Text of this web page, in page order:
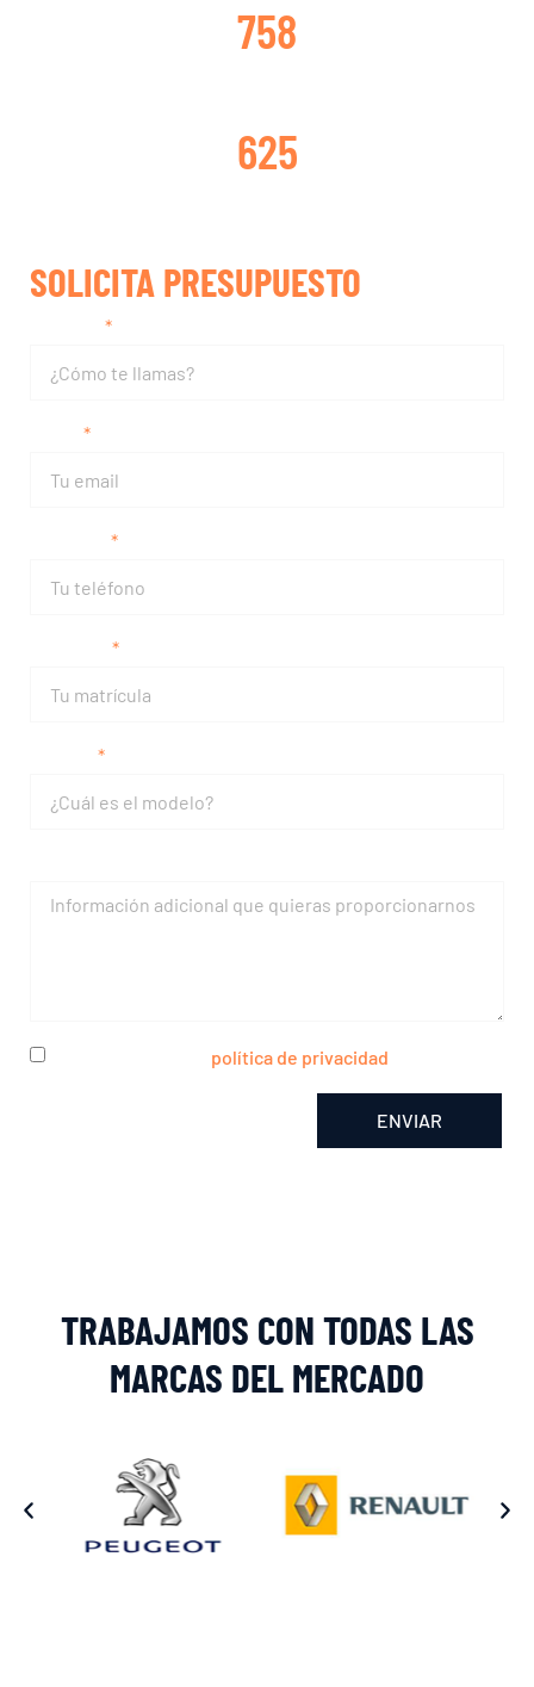
SOLICITA PRESUPUESTO
política de privacidad
ENVIAR
758
625
TRABAJAMOS CON TODAS LAS
MARCAS DEL MERCADO